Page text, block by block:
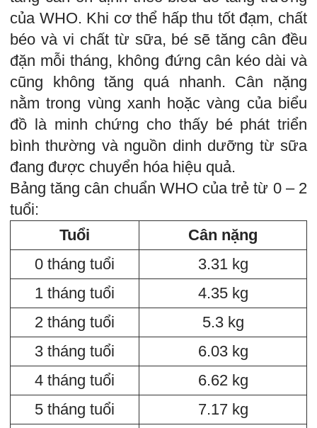
của WHO. Khi cơ thể hấp thu tốt đạm, chất
béo và vi chất từ sữa, bé sẽ tăng cân đều
đặn mỗi tháng, không đứng cân kéo dài và
cũng không tăng quá nhanh. Cân nặng
nằm trong vùng xanh hoặc vàng của biểu
đồ là minh chứng cho thấy bé phát triển
bình thường và nguồn dinh dưỡng từ sữa
đang được chuyển hóa hiệu quả.
Bảng tăng cân chuẩn WHO của trẻ từ 0 – 2
tuổi:
Tuổi
Cân nặng
0 tháng tuổi
3.31 kg
1 tháng tuổi
4.35 kg
2 tháng tuổi
5.3 kg
3 tháng tuổi
6.03 kg
4 tháng tuổi
6.62 kg
5 tháng tuổi
7.17 kg